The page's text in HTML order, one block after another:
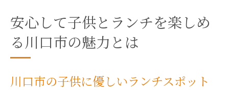
安心して子供とランチを楽しめ
る川口市の魅力とは
川口市の子供に優しいランチスポット